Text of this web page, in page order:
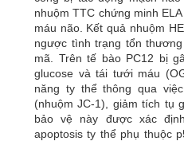
nhuộm TTC chứng minh
máu não. Kết quả nhuộm
ngược tình trạng tổn
mã. Trên tế bào PC12 bị
glucose và tái tưới máu
năng ty thể thông qua
(nhuộm JC-1), giảm tích tụ
bảo vệ này được xác
apoptosis ty thể phụ thuộc